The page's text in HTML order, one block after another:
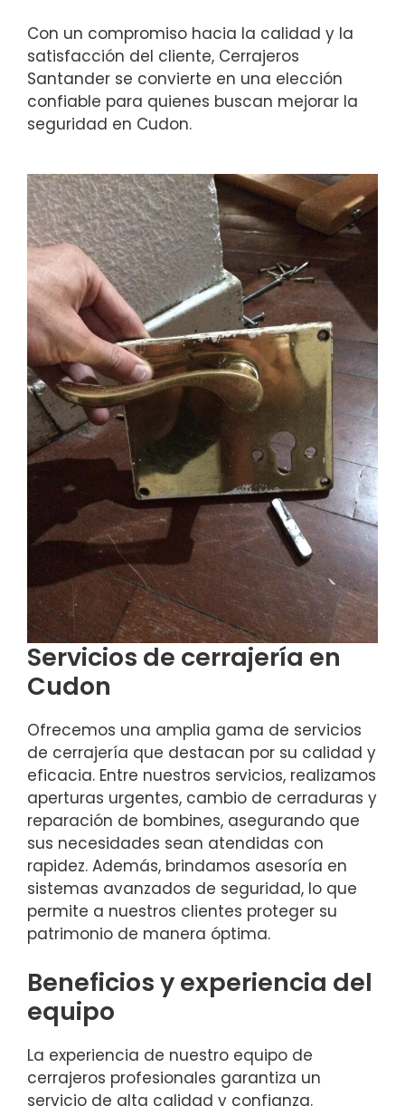
Con un compromiso hacia la calidad y la
satisfacción del cliente, Cerrajeros
Santander se convierte en una elección
confiable para quienes buscan mejorar la
seguridad en Cudon.
Servicios de cerrajería en
Cudon
Ofrecemos una amplia gama de servicios
de cerrajería que destacan por su calidad y
eficacia. Entre nuestros servicios, realizamos
aperturas urgentes, cambio de cerraduras y
reparación de bombines, asegurando que
sus necesidades sean atendidas con
rapidez. Además, brindamos asesoría en
sistemas avanzados de seguridad, lo que
permite a nuestros clientes proteger su
patrimonio de manera óptima.
Beneficios y experiencia del
equipo
La experiencia de nuestro equipo de
cerrajeros profesionales garantiza un
servicio de alta calidad y confianza.